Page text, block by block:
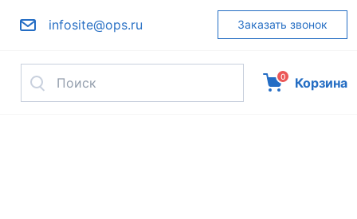
infosite@ops.ru Заказать звонок
0 Корзина